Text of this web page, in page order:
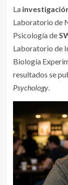
La
Laboratorio de
Psicología de
Laboratorio de
Biología
resultados se
Psychology.